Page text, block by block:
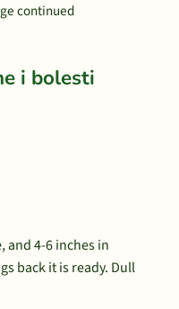
continued
i bolesti
and 4-6 inches in
back it is ready. Dull